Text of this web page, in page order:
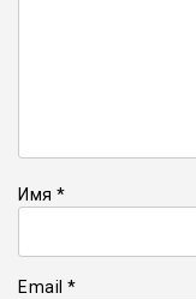
Имя *
Email *